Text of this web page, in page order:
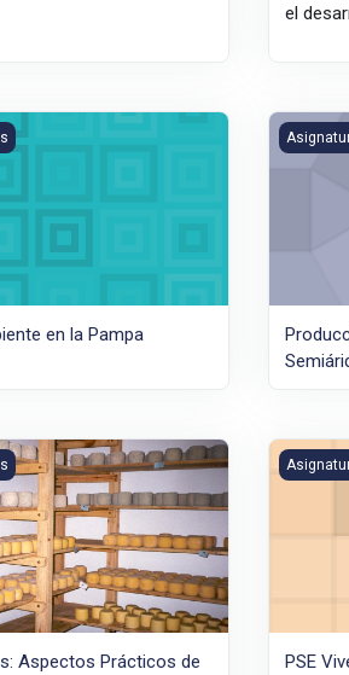
el
en la Pampa Húmeda
en la Pampa
Aspectos Prácticos de la Transformación
Aspectos Prácticos de
PSE
PSE